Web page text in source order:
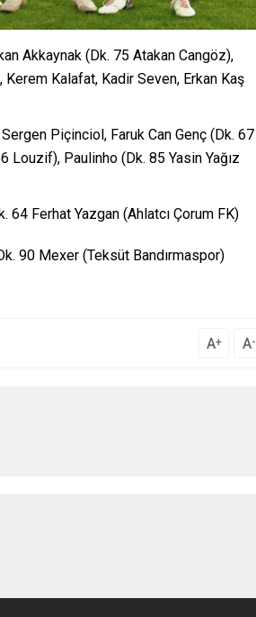
Akkaynak (Dk. 75 Atakan Cangöz),
Kalafat, Kadir Seven, Erkan Kaş
Piçinciol, Faruk Can Genç (Dk. 67
Louzif), Paulinho (Dk. 85 Yasin Yağız
64 Ferhat Yazgan (Ahlatcı Çorum FK)
90 Mexer (Teksüt Bandırmaspor)
A+ A-